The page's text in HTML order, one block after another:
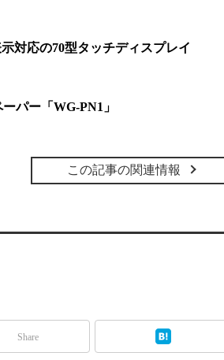
対応の70型タッチディスプレイ
パー「WG-PN1」
この記事の関連情報
Share